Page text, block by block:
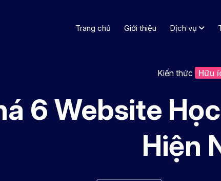
Trang chủ Giới thiệu Dịch vụ
Kiến thức Hữu
6 Website
Hiện